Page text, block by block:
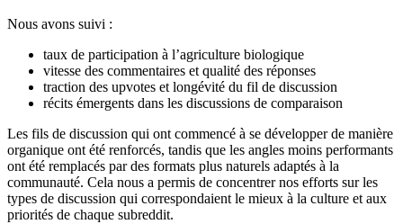
Nous avons suivi :
taux de participation à l’agriculture biologique
vitesse des commentaires et qualité des réponses
traction des upvotes et longévité du fil de discussion
récits émergents dans les discussions de comparaison
Les fils de discussion qui ont commencé à se développer de manière
organique ont été renforcés, tandis que les angles moins performants
ont été remplacés par des formats plus naturels adaptés à la
communauté. Cela nous a permis de concentrer nos efforts sur les
types de discussion qui correspondaient le mieux à la culture et aux
priorités de chaque subreddit.